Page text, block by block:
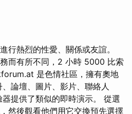
行熱烈的性愛、關係或友誼。
而有所不同，2 小時 5000 比索
是色情社區，擁有奧地
論壇、圖片、影片、聯絡人
提供了類似的即時演示。 從選
然後觀看他們用它交換預先選擇